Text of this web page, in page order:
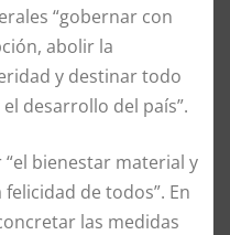
“gobernar con
abolir la
y destinar todo
desarrollo del país”.
bienestar material y
de todos”. En
las medidas